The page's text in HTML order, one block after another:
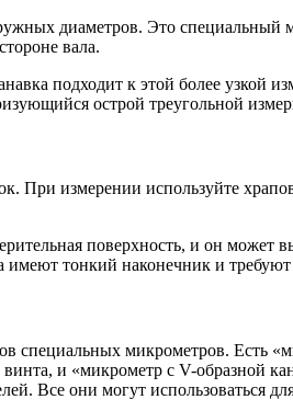
диаметров. Это специальный
вала.
подходит к этой более узкой
острой треугольной
При измерении используйте
поверхность, и он может
тонкий наконечник и
микрометров. Есть
и «микрометр с V-образной
Все они могут использоваться